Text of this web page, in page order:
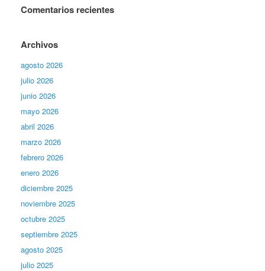
Comentarios recientes
Archivos
agosto 2026
julio 2026
junio 2026
mayo 2026
abril 2026
marzo 2026
febrero 2026
enero 2026
diciembre 2025
noviembre 2025
octubre 2025
septiembre 2025
agosto 2025
julio 2025